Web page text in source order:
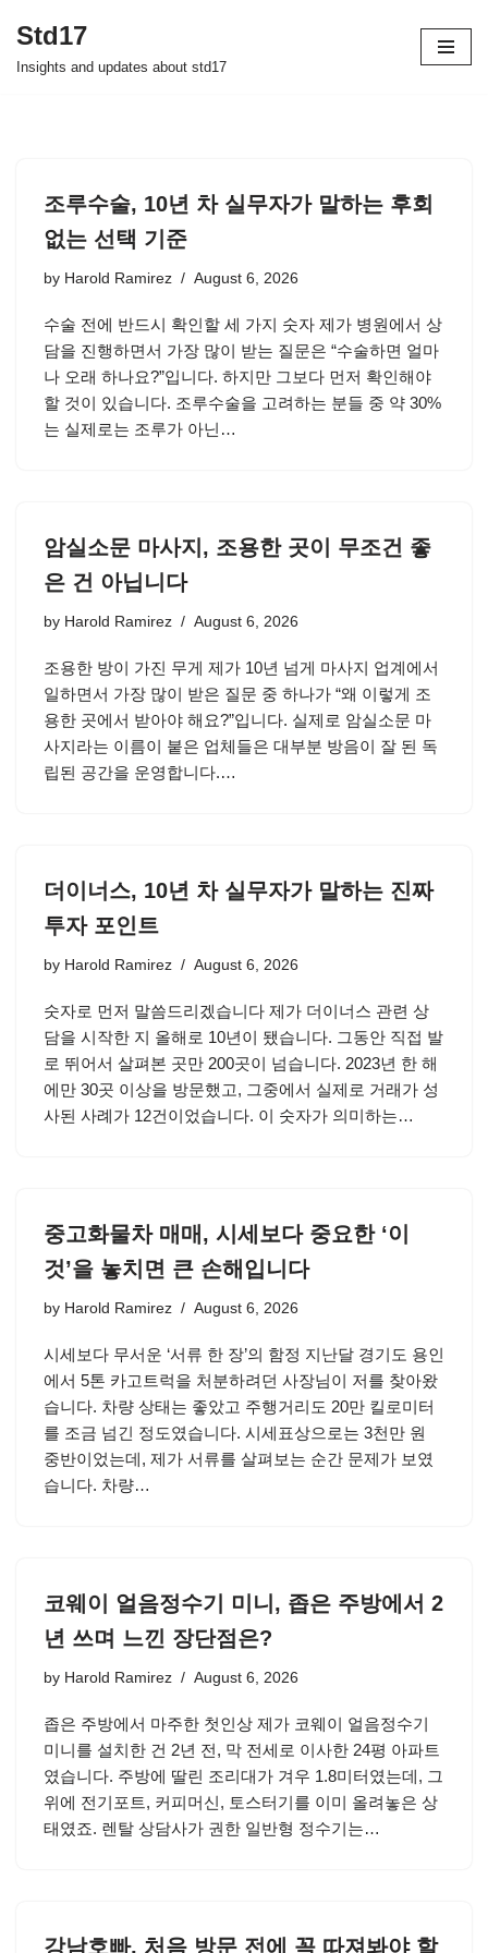
Skip
Std17
Insights and updates about std17
조루수술, 10년 차 실무자가 말하는 후회
없는 선택 기준
by Harold Ramirez August 6, 2026
수술 전에 반드시 확인할 세 가지 숫자 제가 병원에서 상
담을 진행하면서 가장 많이 받는 질문은 “수술하면 얼마
나 오래 하나요?”입니다. 하지만 그보다 먼저 확인해야
할 것이 있습니다. 조루수술을 고려하는 분들 중 약 30%
는 실제로는 조루가 아닌…
암실소문 마사지, 조용한 곳이 무조건 좋
은 건 아닙니다
by Harold Ramirez August 6, 2026
조용한 방이 가진 무게 제가 10년 넘게 마사지 업계에서
일하면서 가장 많이 받은 질문 중 하나가 “왜 이렇게 조
용한 곳에서 받아야 해요?”입니다. 실제로 암실소문 마
사지라는 이름이 붙은 업체들은 대부분 방음이 잘 된 독
립된 공간을 운영합니다.…
더이너스, 10년 차 실무자가 말하는 진짜
투자 포인트
by Harold Ramirez August 6, 2026
숫자로 먼저 말씀드리겠습니다 제가 더이너스 관련 상
담을 시작한 지 올해로 10년이 됐습니다. 그동안 직접 발
로 뛰어서 살펴본 곳만 200곳이 넘습니다. 2023년 한 해
에만 30곳 이상을 방문했고, 그중에서 실제로 거래가 성
사된 사례가 12건이었습니다. 이 숫자가 의미하는…
중고화물차 매매, 시세보다 중요한 ‘이
것’을 놓치면 큰 손해입니다
by Harold Ramirez August 6, 2026
시세보다 무서운 ‘서류 한 장’의 함정 지난달 경기도 용인
에서 5톤 카고트럭을 처분하려던 사장님이 저를 찾아왔
습니다. 차량 상태는 좋았고 주행거리도 20만 킬로미터
를 조금 넘긴 정도였습니다. 시세표상으로는 3천만 원
중반이었는데, 제가 서류를 살펴보는 순간 문제가 보였
습니다. 차량…
코웨이 얼음정수기 미니, 좁은 주방에서 2
년 쓰며 느낀 장단점은?
by Harold Ramirez August 6, 2026
좁은 주방에서 마주한 첫인상 제가 코웨이 얼음정수기
미니를 설치한 건 2년 전, 막 전세로 이사한 24평 아파트
였습니다. 주방에 딸린 조리대가 겨우 1.8미터였는데, 그
위에 전기포트, 커피머신, 토스터기를 이미 올려놓은 상
태였죠. 렌탈 상담사가 권한 일반형 정수기는…
강남호빠, 처음 방문 전에 꼭 따져봐야 할